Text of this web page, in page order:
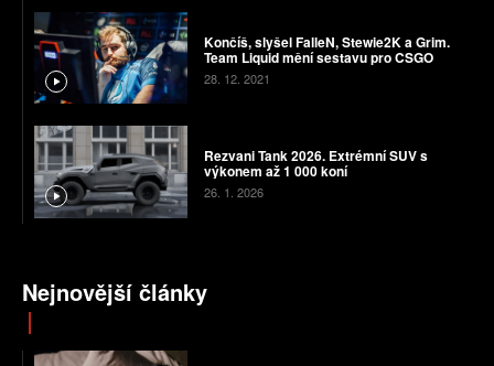
Končíš, slyšel FalleN, Stewie2K a Grim.
Team Liquid mění sestavu pro CSGO
28. 12. 2021
Rezvani Tank 2026. Extrémní SUV s
výkonem až 1 000 koní
26. 1. 2026
Nejnovější články